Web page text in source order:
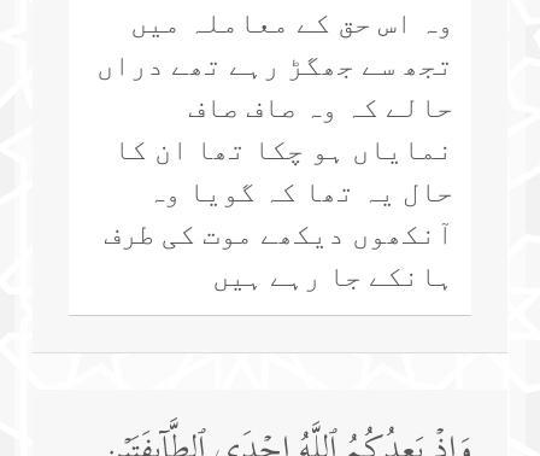
وہ اس حق کے معاملہ میں
تجھ سے جھگڑ رہے تھے دراں
حالے کہ وہ صاف صاف
نمایاں ہو چکا تھا ان کا
حال یہ تھا کہ گویا وہ
آنکھوں دیکھے موت کی طرف
ہانکے جا رہے ہیں